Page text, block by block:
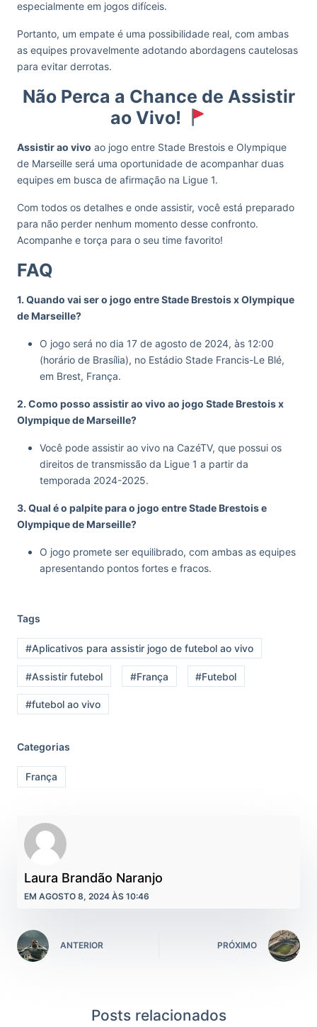
especialmente em jogos difíceis.
Portanto, um empate é uma possibilidade real, com ambas
as equipes provavelmente adotando abordagens cautelosas
para evitar derrotas.
Não Perca a Chance de Assistir
ao Vivo!
Assistir ao vivo ao jogo entre Stade Brestois e Olympique
de Marseille será uma oportunidade de acompanhar duas
equipes em busca de afirmação na Ligue 1.
Com todos os detalhes e onde assistir, você está preparado
para não perder nenhum momento desse confronto.
Acompanhe e torça para o seu time favorito!
FAQ
1. Quando vai ser o jogo entre Stade Brestois x Olympique
de Marseille?
O jogo será no dia 17 de agosto de 2024, às 12:00
(horário de Brasília), no Estádio Stade Francis-Le Blé,
em Brest, França.
2. Como posso assistir ao vivo ao jogo Stade Brestois x
Olympique de Marseille?
Você pode assistir ao vivo na CazéTV, que possui os
direitos de transmissão da Ligue 1 a partir da
temporada 2024-2025.
3. Qual é o palpite para o jogo entre Stade Brestois e
Olympique de Marseille?
O jogo promete ser equilibrado, com ambas as equipes
apresentando pontos fortes e fracos.
Tags
#Aplicativos para assistir jogo de futebol ao vivo
#Assistir futebol #França #Futebol
#futebol ao vivo
Categorias
França
Laura Brandão Naranjo
EM AGOSTO 8, 2024 ÀS 10:46
ANTERIOR PRÓXIMO
Posts relacionados